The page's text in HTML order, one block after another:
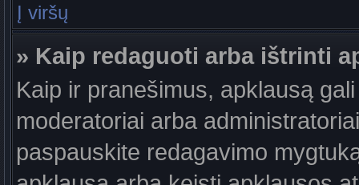
Į viršų
» Kaip redaguoti arba ištrinti
Kaip ir pranešimus, apklausą
moderatoriai arba
paspauskite redagavimo